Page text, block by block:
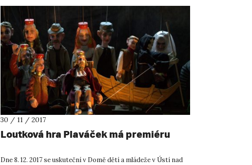
30 / 11 / 2017
Loutková hra Plaváček má premiéru
Dne 8. 12. 2017 se uskuteční v Domě dětí a mládeže v Ústí nad